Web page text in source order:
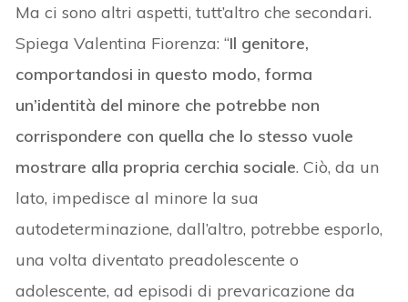
Ma ci sono altri aspetti, tutt’altro che secondari.
Spiega Valentina Fiorenza: “Il genitore,
comportandosi in questo modo, forma
un’identità del minore che potrebbe non
corrispondere con quella che lo stesso vuole
mostrare alla propria cerchia sociale. Ciò, da un
lato, impedisce al minore la sua
autodeterminazione, dall’altro, potrebbe esporlo,
una volta diventato preadolescente o
adolescente, ad episodi di prevaricazione da